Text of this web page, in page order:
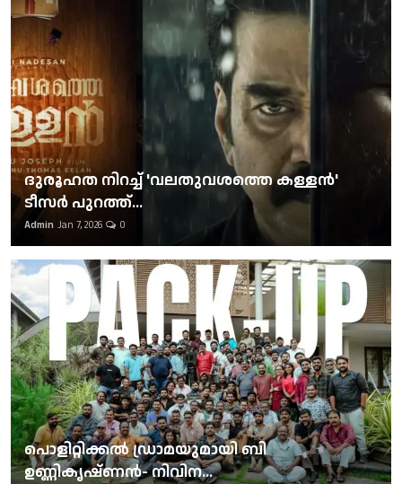
ദുരൂഹത നിറച്ച് 'വലതുവശത്തെ കള്ളന്‍'
ടീസര്‍ പുറത്ത്...
Admin Jan 7, 2026 0
പൊളിറ്റിക്കല്‍ ഡ്രാമയുമായി ബി
ഉണ്ണികൃഷ്ണന്‍- നിവിന...